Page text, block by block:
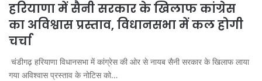
हरियाणा में सैनी सरकार के खिलाफ कांग्रेस
का अविश्वास प्रस्ताव, विधानसभा में कल होगी
चर्चा
चंडीगढ़ हरियाणा विधानसभा में कांग्रेस की ओर से नायब सैनी सरकार के खिलाफ लाया
गया अविश्वास प्रस्ताव के नोटिस को…